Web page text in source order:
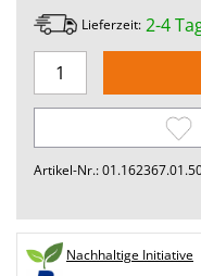
Lieferzeit: 2-4
Artikel-Nr.:
Nachhaltige Initiative